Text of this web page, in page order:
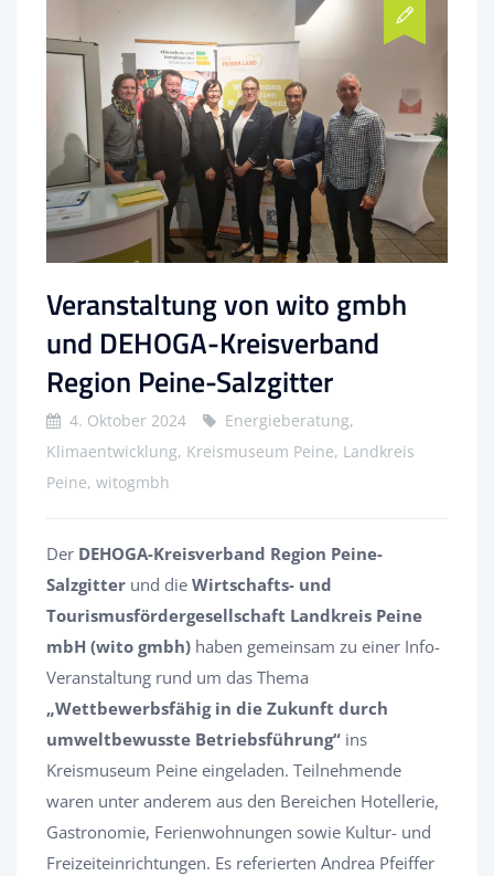
Veranstaltung von wito gmbh
und DEHOGA-Kreisverband
Region Peine-Salzgitter
4. Oktober 2024
Energieberatung,
Klimaentwicklung, Kreismuseum Peine, Landkreis
Peine, witogmbh
Der DEHOGA-Kreisverband Region Peine-
Salzgitter und die Wirtschafts- und
Tourismusfördergesellschaft Landkreis Peine
mbH (wito gmbh) haben gemeinsam zu einer Info-
Veranstaltung rund um das Thema
„Wettbewerbsfähig in die Zukunft durch
umweltbewusste Betriebsführung“ ins
Kreismuseum Peine eingeladen. Teilnehmende
waren unter anderem aus den Bereichen Hotellerie,
Gastronomie, Ferienwohnungen sowie Kultur- und
Freizeiteinrichtungen. Es referierten Andrea Pfeiffer